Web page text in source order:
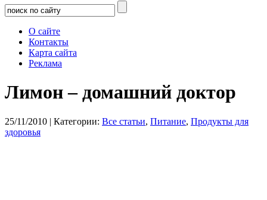
О сайте
Контакты
Карта сайта
Реклама
Лимон – домашний доктор
25/11/2010 | Категории: Все статьи, Питание, Продукты для
здоровья